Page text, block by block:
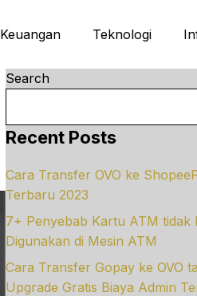
Keuangan Teknologi
Search
Recent Posts
Cara Transfer OVO ke
Terbaru 2023
7+ Penyebab Kartu ATM tidak
Digunakan di Mesin ATM
Cara Transfer Gopay ke OVO
Upgrade Gratis Biaya Admin